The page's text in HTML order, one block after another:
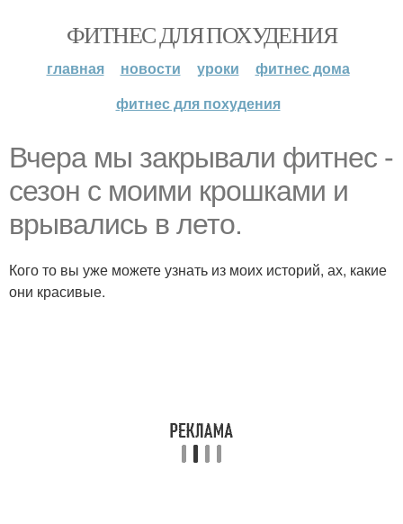
ФИТНЕС ДЛЯ ПОХУДЕНИЯ
главная новости уроки
фитнес дома
фитнес для похудения
Вчера мы закрывали фитнес -
сезон с моими крошками и
врывались в лето.
Кого то вы уже можете узнать из моих историй, ах, какие
они красивые.